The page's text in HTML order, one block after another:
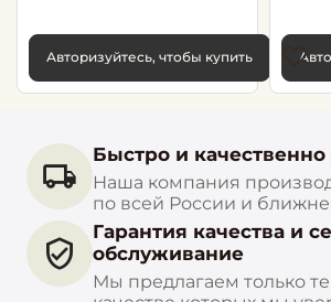
Авторизуйтесь, чтобы купить
Быстро и качественно
Наша компания
по всей России и
Гарантия качества и
обслуживание
Мы предлагаем только